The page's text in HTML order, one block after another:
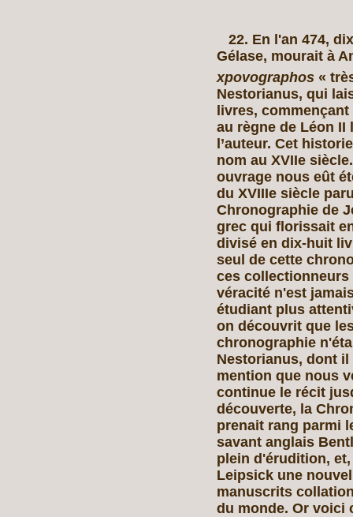
22. En l'an 474,
Gélase, mourait à
xpovographos «
Nestorianus, qui
livres,
au règne de Léon II
l’auteur. Cet
nom au XVIIe
ouvrage nous eût
du XVIIIe siècle
Chronographie de
grec qui florissait
divisé en dix-huit
seul de cette
ces
véracité n'est
étudiant plus
on découvrit que
chronographie
Nestorianus, dont
mention que nous
continue le récit
découverte, la
prenait rang parmi
savant anglais
plein d'érudition,
Leipsick une
manuscrits
du monde. Or voici